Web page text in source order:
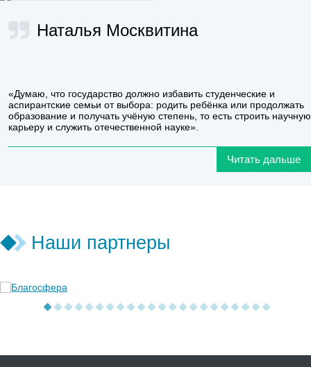
Наталья Москвитина
«Думаю, что государство должно избавить студенческие и
аспирантские семьи от выбора: родить ребёнка или продолжать
образование и получать учёную степень, то есть строить научную
карьеру и служить отечественной науке».
Читать дальше
Наши партнеры